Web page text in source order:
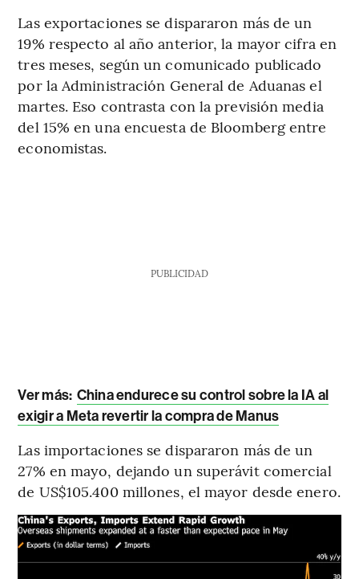
Las exportaciones se dispararon más de un
19% respecto al año anterior, la mayor cifra en
tres meses, según un comunicado publicado
por la Administración General de Aduanas el
martes. Eso contrasta con la previsión media
del 15% en una encuesta de Bloomberg entre
economistas.
PUBLICIDAD
Ver más: China endurece su control sobre la IA al
exigir a Meta revertir la compra de Manus
Las importaciones se dispararon más de un
27% en mayo, dejando un superávit comercial
de US$105.400 millones, el mayor desde enero.